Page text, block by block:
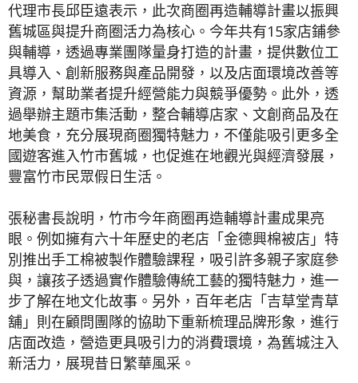
代理市長邱臣遠表示，此次商圈再造輔導計畫以振興
舊城區與提升商圈活力為核心。今年共有15家店鋪參
與輔導，透過專業團隊量身打造的計畫，提供數位工
具導入、創新服務與產品開發，以及店面環境改善等
資源，幫助業者提升經營能力與競爭優勢。此外，透
過舉辦主題市集活動，整合輔導店家、文創商品及在
地美食，充分展現商圈獨特魅力，不僅能吸引更多全
國遊客進入竹市舊城，也促進在地觀光與經濟發展，
豐富竹市民眾假日生活。
張秘書長說明，竹市今年商圈再造輔導計畫成果亮
眼。例如擁有六十年歷史的老店「金德興棉被店」特
別推出手工棉被製作體驗課程，吸引許多親子家庭參
與，讓孩子透過實作體驗傳統工藝的獨特魅力，進一
步了解在地文化故事。另外，百年老店「吉草堂青草
舖」則在顧問團隊的協助下重新梳理品牌形象，進行
店面改造，營造更具吸引力的消費環境，為舊城注入
新活力，展現昔日繁華風采。